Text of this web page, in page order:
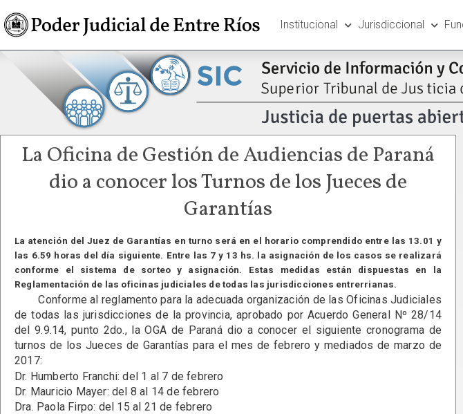
Institucional Jurisdiccional
La Oficina de Gestión de Audiencias de Paraná
dio a conocer los Turnos de los Jueces de
Garantías
La atención del Juez de Garantías en turno será en el horario comprendido entre las 13.01 y
las 6.59 horas del día siguiente. Entre las 7 y 13 hs. la asignación de los casos se realizará
conforme el sistema de sorteo y asignación. Estas medidas están dispuestas en la
Reglamentación de las oficinas judiciales de todas las jurisdicciones entrerrianas.
Conforme al reglamento para la adecuada organización de las Oficinas Judiciales
de todas las jurisdicciones de la provincia, aprobado por Acuerdo General Nº 28/14
del 9.9.14, punto 2do., la OGA de Paraná dio a conocer el siguiente cronograma de
turnos de los Jueces de Garantías para el mes de febrero y mediados de marzo de
2017:
Dr. Humberto Franchi: del 1 al 7 de febrero
Dr. Mauricio Mayer: del 8 al 14 de febrero
Dra. Paola Firpo: del 15 al 21 de febrero